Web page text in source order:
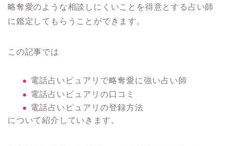
略奪愛のような相談しにくいことを得意とする占い師
に鑑定してもらうことができます。
この記事では
電話占いピュアリで略奪愛に強い占い師
電話占いピュアリの口コミ
電話占いピュアリの登録方法
について紹介していきます。